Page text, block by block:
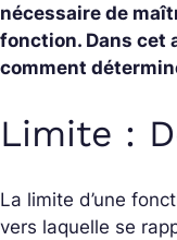
nécessaire de
fonction. Dans cet
comment
Limite :
La limite d’une
vers laquelle se